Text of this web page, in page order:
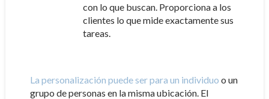
con lo que buscan. Proporciona a los
clientes lo que mide exactamente sus
tareas.
La personalización puede ser para un individuo o un
grupo de personas en la misma ubicación. El